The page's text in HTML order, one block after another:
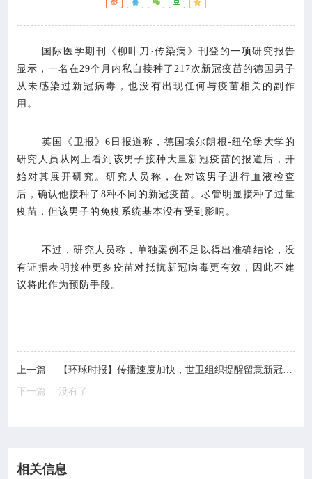

科研培训 
学术期刊
在线互动 
国际医学期刊《柳叶刀·传染病》刊登的一项研究报告
显示，一名在29个月内私自接种了217次新冠疫苗的德国男子
从未感染过新冠病毒，也没有出现任何与疫苗相关的副作
用。
英国《卫报》6日报道称，德国埃尔朗根-纽伦堡大学的
研究人员从网上看到该男子接种大量新冠疫苗的报道后，开
始对其展开研究。研究人员称，在对该男子进行血液检查
后，确认他接种了8种不同的新冠疫苗。尽管明显接种了过量
疫苗，但该男子的免疫系统基本没有受到影响。
不过，研究人员称，单独案例不足以得出准确结论，没
有证据表明接种更多疫苗对抵抗新冠病毒更有效，因此不建
议将此作为预防手段。
上一篇
【环球时报】传播速度加快，世卫组织提醒留意新冠变异株JN.1
下一篇
没有了
相关信息